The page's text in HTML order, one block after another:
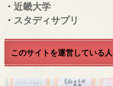
・ 近畿大学
・ スタディサプリ
このサイトを運営している人